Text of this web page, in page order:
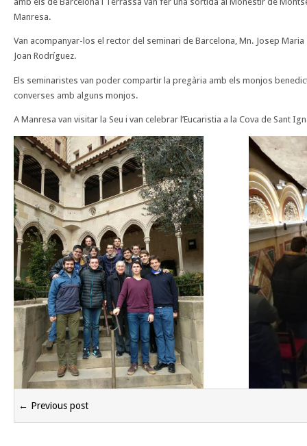
Manresa.
Van acompanyar-los el rector del seminari de Barcelona, Mn. Josep
Joan Rodríguez.
Els seminaristes van poder compartir la pregària amb els monjos
converses amb alguns monjos.
A Manresa van visitar la Seu i van celebrar l’Eucaristia a la Cova de Sant
← Previous post